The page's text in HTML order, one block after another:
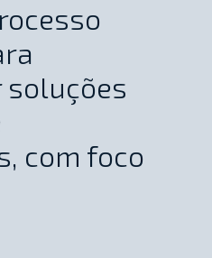
soluções
com foco